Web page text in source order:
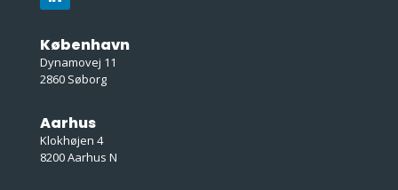
København
Dynamovej 11
2860 Søborg
Aarhus
Klokhøjen 4
8200 Aarhus N